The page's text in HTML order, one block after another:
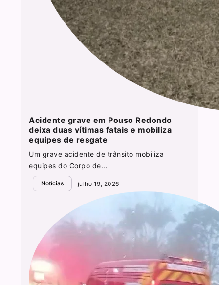
Acidente grave em Pouso Redondo
deixa duas vítimas fatais e mobiliza
equipes de resgate
Um grave acidente de trânsito mobiliza
equipes do Corpo de...
Notícias julho 19, 2026